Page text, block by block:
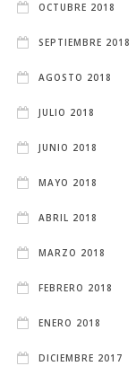
OCTUBRE 2018
SEPTIEMBRE 2018
AGOSTO 2018
JULIO 2018
JUNIO 2018
MAYO 2018
ABRIL 2018
MARZO 2018
FEBRERO 2018
ENERO 2018
DICIEMBRE 2017